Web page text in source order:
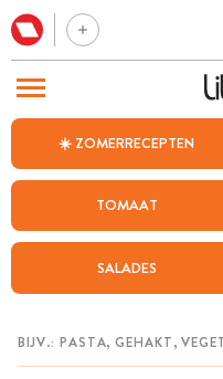
☀️ ZOMERRECEPTEN
TOMAAT
SALADES
BEZOEK ONZE ANDERE WEBSITES
WEEKMENU
CHAT MET MAIA
MIJN BEWAARDE RECEPTEN